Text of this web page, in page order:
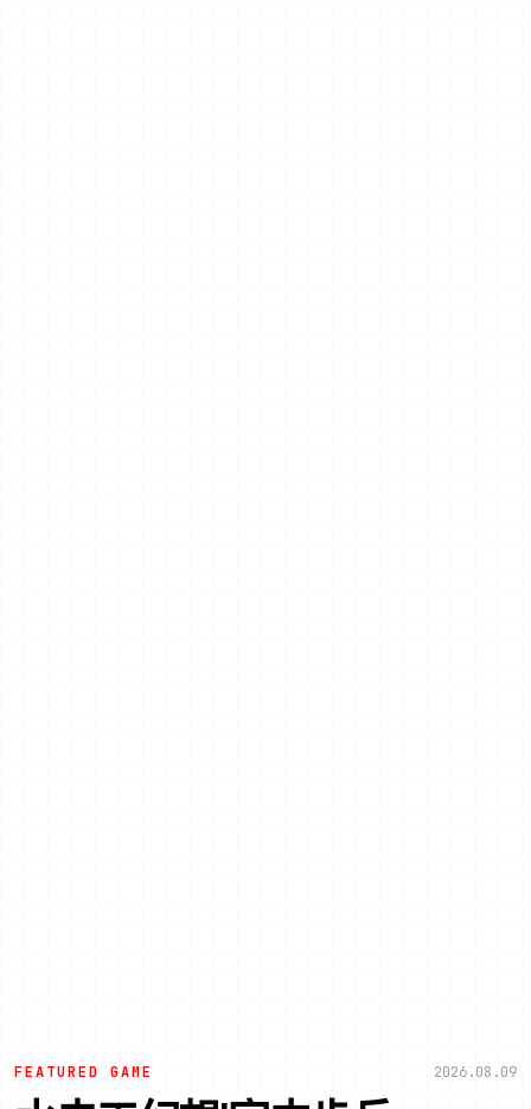
FEATURED GAME 2026.08.09